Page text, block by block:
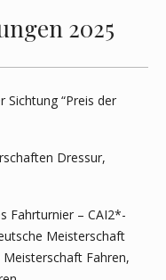
2025
Sichtung “Preis der
Dressur,
Fahrturnier – CAI2*-
Meisterschaft
Fahren,